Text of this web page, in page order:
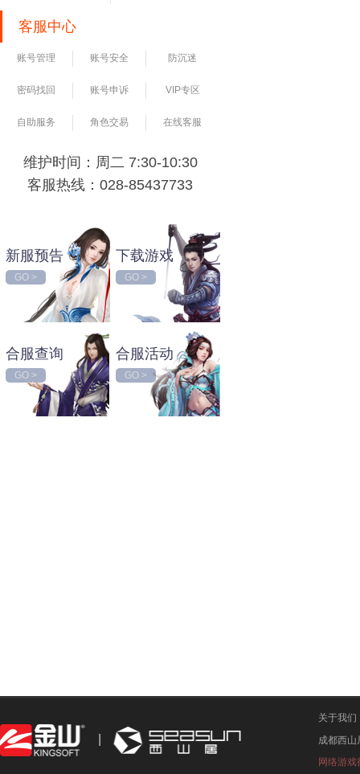
客服中心
账号管理 账号安全 防沉迷
密码找回 账号申诉 VIP专区
自助服务 角色交易 在线客服
维护时间：周二 7:30-10:30
客服热线：028-85437733
新服预告
GO >
下载游戏
GO >
合服查询
GO >
合服活动
GO >
关于我们
成都西山
网络游